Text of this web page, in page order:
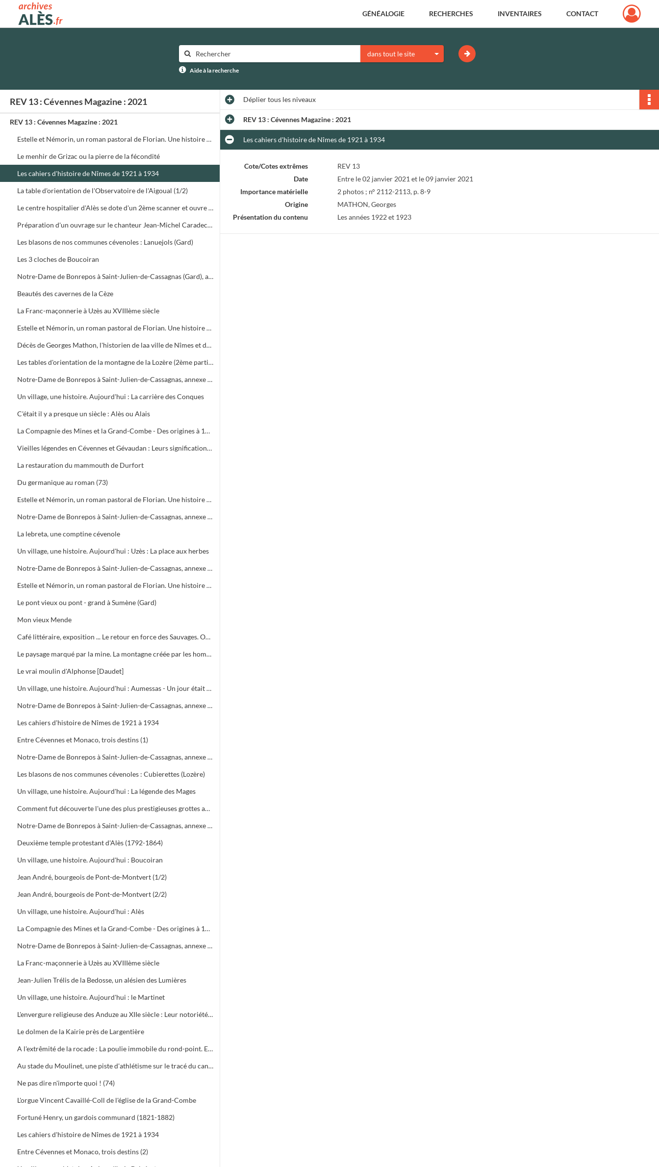
Archives municipales d'Alès GÉNÉALOGIE RECHERCHES INVENTAIRES CONTACT
dans tout le site
Aide à la recherche
REV 13 : Cévennes Magazine : 2021
REV 13 : Cévennes Magazine : 2021
Estelle et Némorin, un roman pastoral de Florian. Une histoire d'amour sur les rivages du Gardon d'Anduze (1/4)
Le menhir de Grizac ou la pierre de la fécondité
Les cahiers d'histoire de Nîmes de 1921 à 1934
La table d'orientation de l'Observatoire de l'Aigoual (1/2)
Le centre hospitalier d'Alès se dote d'un 2ème scanner et ouvre un centre de vaccination Covid pour les professionnels de santé
Préparation d'un ouvrage sur le chanteur Jean-Michel Caradec. Richard Stamper est à la recherche de documents
Les blasons de nos communes cévenoles : Lanuejols (Gard)
Les 3 cloches de Boucoiran
Notre-Dame de Bonrepos à Saint-Julien-de-Cassagnas (Gard), annexe de Notre-Dame des Neiges en Ardèche (1ère partie)
Beautés des cavernes de la Cèze
La Franc-maçonnerie à Uzès au XVIIIème siècle
Estelle et Némorin, un roman pastoral de Florian. Une histoire d'amour sur les rivages du Gardon d'Anduze (2/4)
Décès de Georges Mathon, l'historien de laa ville de Nîmes et de Roger Lagrave, l'éditeur de la Salle-Prunet
Les tables d'orientation de la montagne de la Lozère (2ème partie/2)
Notre-Dame de Bonrepos à Saint-Julien-de-Cassagnas, annexe de Notre-Dame des Neiges en Ardèche (2ème partie)
Un village, une histoire. Aujourd'hui : La carrière des Conques
C'était il y a presque un siècle : Alès ou Alais
La Compagnie des Mines et la Grand-Combe - Des origines à 1939 (9)
Vieilles légendes en Cévennes et Gévaudan : Leurs significations profondes
La restauration du mammouth de Durfort
Du germanique au roman (73)
Estelle et Némorin, un roman pastoral de Florian. Une histoire d'amour sur les rivages du Gardon d'Anduze (3/4)
Notre-Dame de Bonrepos à Saint-Julien-de-Cassagnas, annexe de Notre-Dame des Neiges en Ardèche (3ème partie)
La lebreta, une comptine cévenole
Un village, une histoire. Aujourd'hui : Uzès : La place aux herbes
Notre-Dame de Bonrepos à Saint-Julien-de-Cassagnas, annexe de Notre-Dame des Neiges en Ardèche (4ème partie)
Estelle et Némorin, un roman pastoral de Florian. Une histoire d'amour sur les rivages du Gardon d'Anduze (4/4)
Le pont vieux ou pont - grand à Sumène (Gard)
Mon vieux Mende
Café littéraire, exposition ... Le retour en force des Sauvages. On s'intéresse toujours aux travaux des deux frères
Le paysage marqué par la mine. La montagne créée par les hommes. Le mont Ricateau a poussé en moins d'un demi-siècle
Le vrai moulin d'Alphonse [Daudet]
Un village, une histoire. Aujourd'hui : Aumessas - Un jour était un train
Notre-Dame de Bonrepos à Saint-Julien-de-Cassagnas, annexe de Notre-Dame des Neiges en Ardèche (5ème partie)
Les cahiers d'histoire de Nîmes de 1921 à 1934
Entre Cévennes et Monaco, trois destins (1)
Notre-Dame de Bonrepos à Saint-Julien-de-Cassagnas, annexe de Notre-Dame des Neiges en Ardèche (6ème partie)
Les blasons de nos communes cévenoles : Cubierettes (Lozère)
Un village, une histoire. Aujourd'hui : La légende des Mages
Comment fut découverte l'une des plus prestigieuses grottes au monde : l'aven Orgnac en Ardèche
Notre-Dame de Bonrepos à Saint-Julien-de-Cassagnas, annexe de Notre-Dame des Neiges en Ardèche (7ème partie)
Deuxième temple protestant d'Alès (1792-1864)
Un village, une histoire. Aujourd'hui : Boucoiran
Jean André, bourgeois de Pont-de-Montvert (1/2)
Jean André, bourgeois de Pont-de-Montvert (2/2)
Un village, une histoire. Aujourd'hui : Alès
La Compagnie des Mines et la Grand-Combe - Des origines à 1939 (10)
Notre-Dame de Bonrepos à Saint-Julien-de-Cassagnas, annexe de Notre-Dame des Neiges en Ardèche (8ème et dernière partie)
La Franc-maçonnerie à Uzès au XVIIIème siècle
Jean-Julien Trélis de la Bedosse, un alésien des Lumières
Un village, une histoire. Aujourd'hui : le Martinet
L'envergure religieuse des Anduze au XIIe siècle : Leur notoriété, leur influence, leur retrait
Le dolmen de la Kairie près de Largentière
A l'extrêmité de la rocade : La poulie immobile du rond-point. Elle n'a pas quitté la commune de Saint-Martin
Au stade du Moulinet, une piste d'athlétisme sur le tracé du canal. L'urbanisation a effacé les autres vestiges de l'ouvrage
Ne pas dire n'importe quoi ! (74)
L'orgue Vincent Cavaillé-Coll de l'église de la Grand-Combe
Fortuné Henry, un gardois communard (1821-1882)
Les cahiers d'histoire de Nîmes de 1921 à 1934
Entre Cévennes et Monaco, trois destins (2)
Dépliertous les niveaux
REV 13 : Cévennes Magazine : 2021
Les cahiers d'histoire de Nîmes de 1921 à 1934
Cote/Cotes extrêmes
REV 13
Date
Entre le 02 janvier 2021 et le 09 janvier 2021
Importance matérielle
2 photos ; n° 2112-2113, p. 8-9
Origine
MATHON, Georges
Présentation du contenu
Les années 1922 et 1923